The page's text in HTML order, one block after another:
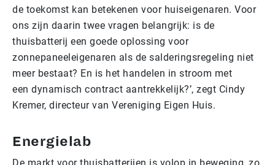
de toekomst kan betekenen voor huiseigenaren. Voor
ons zijn daarin twee vragen belangrijk: is de
thuisbatterij een goede oplossing voor
zonnepaneeleigenaren als de salderingsregeling niet
meer bestaat? En is het handelen in stroom met
een dynamisch contract aantrekkelijk?’, zegt Cindy
Kremer, directeur van Vereniging Eigen Huis.
Energielab